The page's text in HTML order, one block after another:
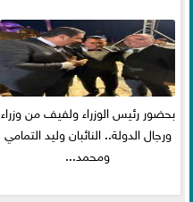
بحضور رئيس الوزراء ولفيف من وزراء
ورجال الدولة.. النائبان وليد التمامي
ومحمد...